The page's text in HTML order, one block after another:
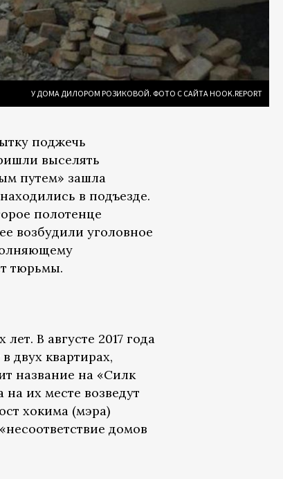
У ДОМА ДИЛОРОМ РОЗИКОВОЙ. ФОТО С САЙТА HOOK.REPORT
поджечь
выселять
путем» зашла
в подъезде.
полотенце
возбудили уголовное
тюрьмы.
В августе 2017 года
двух квартирах,
название на «Силк
их месте возведут
хокима (мэра)
домов